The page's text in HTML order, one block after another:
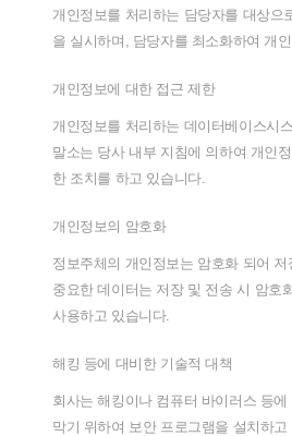
개인정보를 처리하는 담당자를 대상으
을 실시하며 담당자를 최소화하여 개
개인정보에 대한 접근 제한
개인정보를 처리하는 데이터베이스시
말소는 당사 내부 지침에 의하여 개인
한 조치를 하고 있습니다.
개인정보의 암호화
정보주체의 개인정보는 암호화 되어 저
중요한 데이터는 저장 및 전송 시 암호
사용하고 있습니다.
해킹 등에 대비한 기술적 대책
회사는 해킹이나 컴퓨터 바이러스 등에
막기 위하여 보안 프로그램을 설치하고